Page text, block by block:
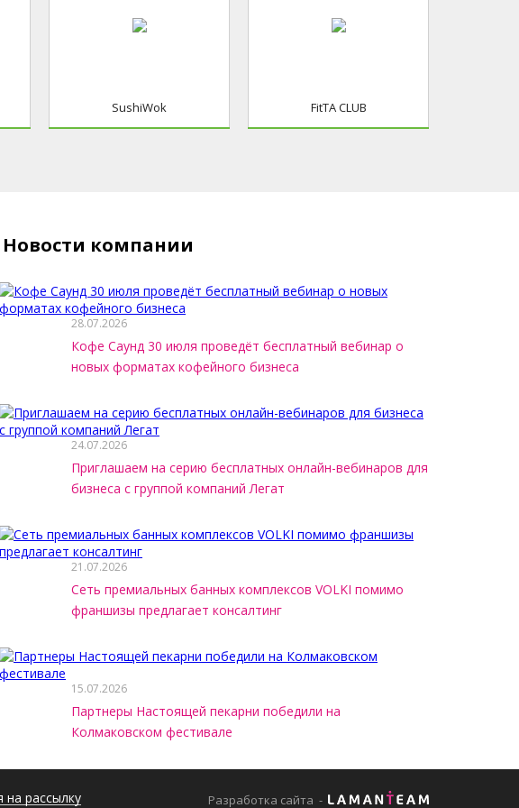
SushiWok FitTA CLUB
Новости компании
28.07.2026
Кофе Саунд 30 июля проведёт бесплатный вебинар о
новых форматах кофейного бизнеса
24.07.2026
Приглашаем на серию бесплатных онлайн-вебинаров для
бизнеса с группой компаний Легат
21.07.2026
Сеть премиальных банных комплексов VOLKI помимо
франшизы предлагает консалтинг
15.07.2026
Партнеры Настоящей пекарни победили на
Колмаковском фестивале
на рассылку Разработка сайта -